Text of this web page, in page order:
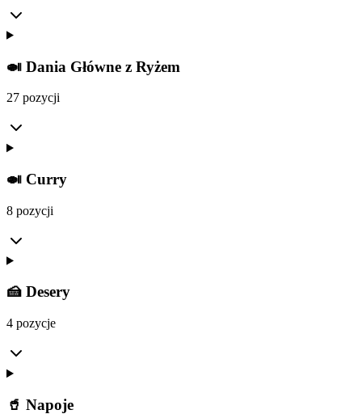
🍛 Dania Główne z Ryżem
27 pozycji
🍛 Curry
8 pozycji
🍰 Desery
4 pozycje
🥤 Napoje